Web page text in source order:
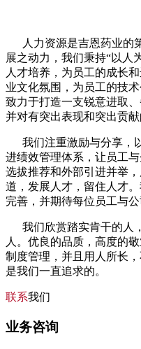
人力资源是吉恩药业的
展之动力，我们秉持“以人
人才培养，为员工的成长
业文化氛围，为员工的技
致力于打造一支锐意进取
并对有突出表现和突出贡献
我们注重激励与分享，
进绩效管理体系，让员工
选拔推荐和外部引进并举
道，发展人才，留住人才
完善，并期待每位员工与公
我们欣赏踏实肯干的人
人。优良的品质，高度的
制度管理，并且用人所长
是我们一直追求的。
联系我们
业务咨询